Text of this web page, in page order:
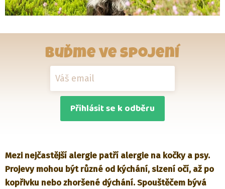
Buďme ve spojení
Přihlásit se k odběru
Mezi nejčastější alergie patří alergie na kočky a psy.
Projevy mohou být různé od kýchání, slzení očí, až po
kopřivku nebo zhoršené dýchání. Spouštěčem bývá